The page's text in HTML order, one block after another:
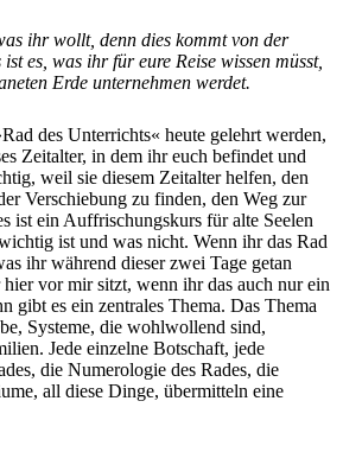
ihr wollt, denn dies kommt von der
es, was ihr für eure Reise wissen müsst,
Erde unternehmen werdet.
des Unterrichts« heute gelehrt werden,
Zeitalter, in dem ihr euch befindet und
weil sie diesem Zeitalter helfen, den
Verschiebung zu finden, den Weg zur
ist ein Auffrischungskurs für alte Seelen
ist und was nicht. Wenn ihr das Rad
ihr während dieser zwei Tage getan
vor mir sitzt, wenn ihr das auch nur ein
gibt es ein zentrales Thema. Das Thema
Systeme, die wohlwollend sind,
Jede einzelne Botschaft, jede
die Numerologie des Rades, die
all diese Dinge, übermitteln eine